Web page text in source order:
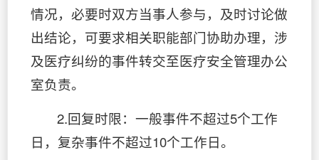
情况，必要时双方当事人参与，及时讨论做
出结论，可要求相关职能部门协助办理，涉
及医疗纠纷的事件转交至医疗安全管理办公
室负责。
2.回复时限：一般事件不超过5个工作
日，复杂事件不超过10个工作日。